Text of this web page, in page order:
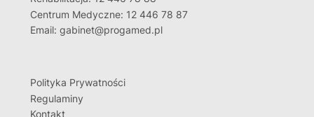
Centrum Medyczne: 12 446 78 87
Email: gabinet@progamed.pl
Polityka Prywatności
Regulaminy
Kontakt